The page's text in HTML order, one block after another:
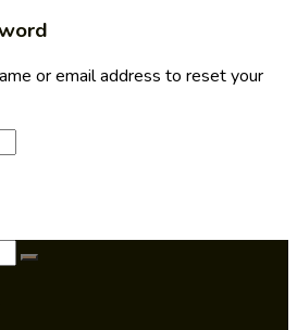
or email address to reset your